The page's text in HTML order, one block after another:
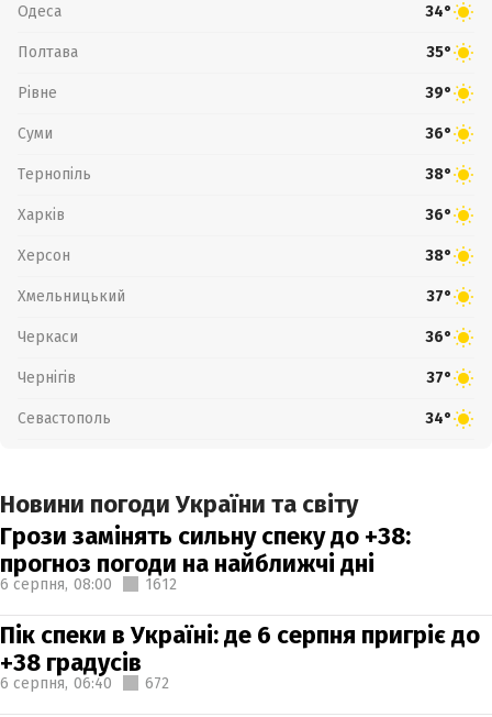
Одеса 34°
Полтава 35°
Рівне 39°
Суми 36°
Тернопіль 38°
Харків 36°
Херсон 38°
Хмельницький 37°
Черкаси 36°
Чернігів 37°
Севастополь 34°
Новини погоди України та світу
Грози замінять сильну спеку до +38:
прогноз погоди на найближчі дні
6 серпня, 08:00 1612
Пік спеки в Україні: де 6 серпня пригріє до
+38 градусів
6 серпня, 06:40 672